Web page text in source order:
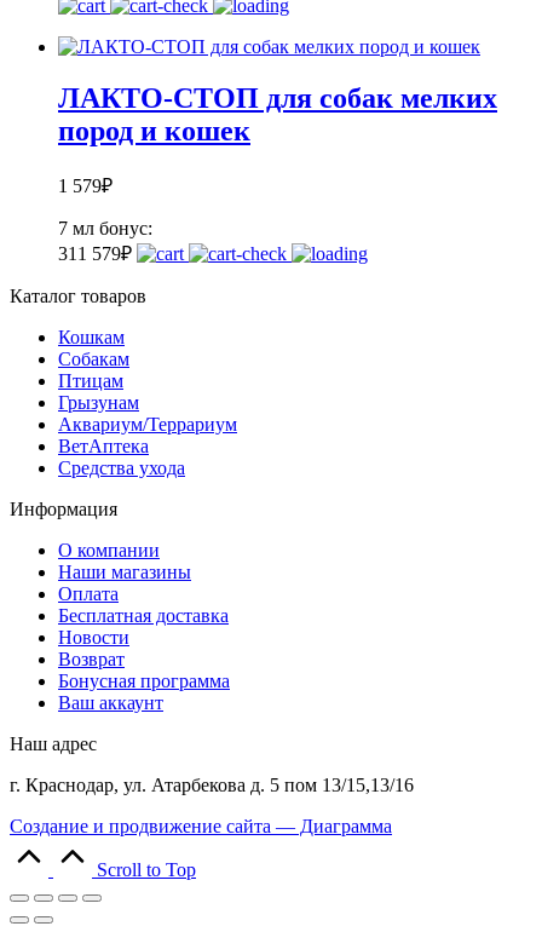
ЛАКТО-СТОП для собак мелких
пород и кошек
1 579₽
7 мл бонус:
31 1 579₽
Каталог товаров
Кошкам
Собакам
Птицам
Грызунам
Аквариум/Террариум
ВетАптека
Средства ухода
Информация
О компании
Наши магазины
Оплата
Бесплатная доставка
Новости
Возврат
Бонусная программа
Ваш аккаунт
Наш адрес
г. Краснодар, ул. Атарбекова д. 5 пом 13/15,13/16
Создание и продвижение сайта — Диаграмма
Scroll to Top